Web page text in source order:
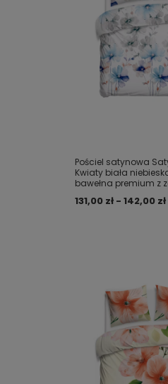
Pościel satynowa
Kwiaty biała
bawełna premium z
131,00 zł - 142,00 zł